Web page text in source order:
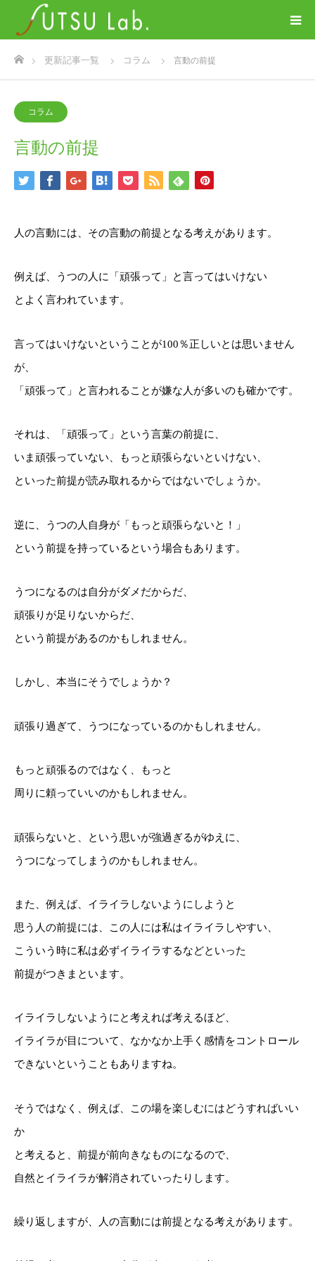
ホーム更新記事一覧 コラム 言動の前提
コラム
言動の前提
人の言動には、その言動の前提となる考えがあります。
例えば、うつの人に「頑張って」と言ってはいけない
とよく言われています。
言ってはいけないということが100％正しいとは思いません
が、
「頑張って」と言われることが嫌な人が多いのも確かです。
それは、「頑張って」という言葉の前提に、
いま頑張っていない、もっと頑張らないといけない、
といった前提が読み取れるからではないでしょうか。
逆に、うつの人自身が「もっと頑張らないと！」
という前提を持っているという場合もあります。
うつになるのは自分がダメだからだ、
頑張りが足りないからだ、
という前提があるのかもしれません。
しかし、本当にそうでしょうか？
頑張り過ぎて、うつになっているのかもしれません。
もっと頑張るのではなく、もっと
周りに頼っていいのかもしれません。
頑張らないと、という思いが強過ぎるがゆえに、
うつになってしまうのかもしれません。
また、例えば、イライラしないようにしようと
思う人の前提には、この人には私はイライラしやすい、
こういう時に私は必ずイライラするなどといった
前提がつきまといます。
イライラしないようにと考えれば考えるほど、
イライラが目について、なかなか上手く感情をコントロール
できないということもありますね。
そうではなく、例えば、この場を楽しむにはどうすればいい
か
と考えると、前提が前向きなものになるので、
自然とイライラが解消されていったりします。
繰り返しますが、人の言動には前提となる考えがあります。